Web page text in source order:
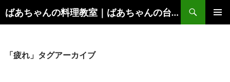
ン
ばあちゃんの料理教室｜ばあちゃんの台所から学ぶ、食と健康の知恵
索
「疲れ」タグアーカイブ